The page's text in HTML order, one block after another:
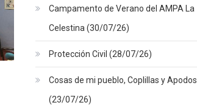
Campamento de Verano del AMPA La
Celestina (30/07/26)
Protección Civil (28/07/26)
Cosas de mi pueblo, Coplillas y Apodos
(23/07/26)